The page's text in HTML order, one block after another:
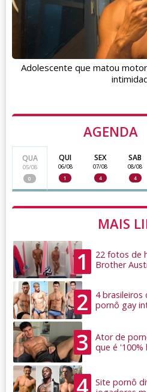
AGENDA
QUA
05/08
0
QUI
06/08
1
SEX
07/08
4
SAB
08/08
4
MAIS
1
22 fotos de
Brother
2
4 brasileiros
pornô gay
3
Ator de
que é '100%
4
Site pornô
Adolescente que matou